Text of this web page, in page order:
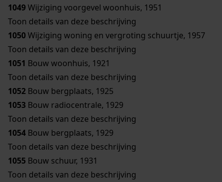
1049Wijziging voorgevel woonhuis, 1951
Toon details van deze beschrijving
1050Wijziging woning en vergroting schuurtje, 1957
Toon details van deze beschrijving
1051 Bouw woonhuis, 1921
Toon details van deze beschrijving
1052 Bouw bergplaats, 1925
1053 Bouw radiocentrale, 1929
Toon details van deze beschrijving
1054 Bouw bergplaats, 1929
Toon details van deze beschrijving
1055 Bouw schuur, 1931
Toon details van deze beschrijving